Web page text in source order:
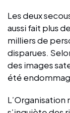
Les deux
aussi fait plus
milliers de
disparues.
des images
été
L’Organisation